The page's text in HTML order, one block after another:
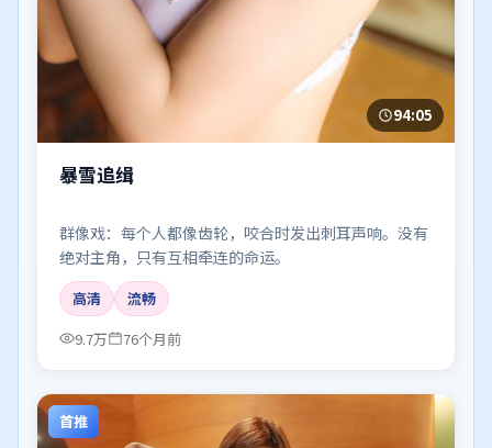
94:05
暴雪追缉
群像戏：每个人都像齿轮，咬合时发出刺耳声响。没有
绝对主角，只有互相牵连的命运。
高清
流畅
9.7万
76个月前
首推